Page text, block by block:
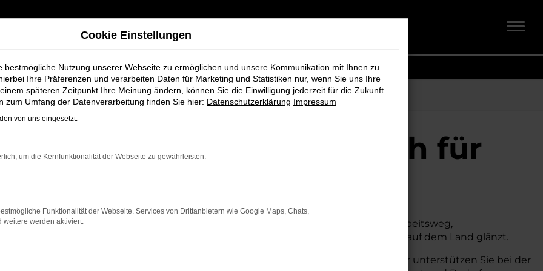
Oldenburg
bei Schmidt + Koch für
die ein zuverlässiges und modernes Fahrzeug suchen. Ob für den täglichen Arbeitsweg,
bietet Komfort, Effizienz und modernes Design, das sowohl in der Stadt als auch auf dem Land glänzt.
breiten Auswahl an VW Fahrzeugen auch umfassende Beratung und Service. Wir unterstützen Sie bei der
Cookie Einstellungen
bestmögliche Nutzung unserer Webseite zu ermöglichen und unsere Kommunikation mit Ihnen zu
Ihre Präferenzen und verarbeiten Daten für Marketing und Statistiken nur, wenn Sie uns Ihre
späteren Zeitpunkt Ihre Meinung ändern, können Sie die Einwilligung jederzeit für die Zukunft
zum Umfang der Datenverarbeitung finden Sie hier: Datenschutzerklärung Impressum
von uns eingesetzt:
um die Kernfunktionalität der Webseite zu gewährleisten.
Funktionalität der Webseite. Services von Drittanbietern wie Google Maps, Chats,
weitere werden aktiviert.